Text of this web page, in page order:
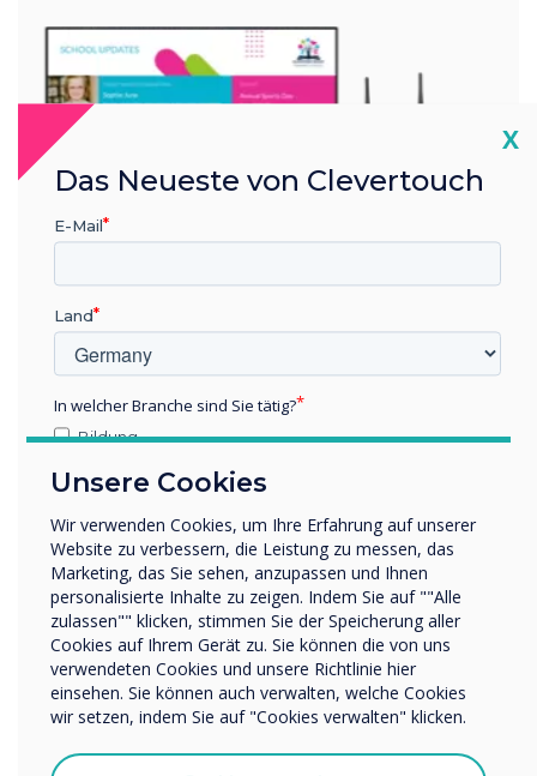
Verbinden
Verbinden Sie Ihren Media Player mit Ihrem
Digital Signage Display
Unsere Cookies
Wir verwenden Cookies, um Ihre Erfahrung auf unserer
Website zu verbessern, die Leistung zu messen, das
Marketing, das Sie sehen, anzupassen und Ihnen
personalisierte Inhalte zu zeigen. Indem Sie auf ""Alle
zulassen"" klicken, stimmen Sie der Speicherung aller
Cookies auf Ihrem Gerät zu. Sie können die von uns
verwendeten Cookies und unsere Richtlinie hier
einsehen. Sie können auch verwalten, welche Cookies
wir setzen, indem Sie auf "Cookies verwalten" klicken.
X
Das Neueste von Clevertouch
E-Mail
Land
In welcher Branche sind Sie tätig?
Bildung
Sonstiges
Name Unternehmen/Einrichtung
Wir möchten Sie gerne per E-Mail, Telefon oder Post
bezüglich unserer Produkte und Dienstleistungen
kontaktieren.
Ich bin damit einverstanden, Mitteilungen von
Sie können diese Benachrichtigungen jederzeit